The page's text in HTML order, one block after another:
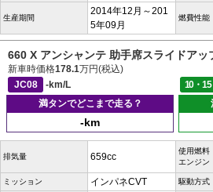
生産期間
2014年12月～201
5年09月
燃費性能
660 X アンシャンテ 助手席スライドアッ
新車時価格178.1万円(税込)
JC08
-km/L 10・15
満タンでどこまで走る？
-km
排気量 659cc
使用燃料
エンジン
ミッション インパネCVT 駆動方式